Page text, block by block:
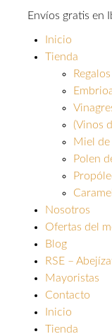
Envíos gratis en
Inicio
Tienda
(Vinos
Miel de
Polen
Nosotros
Ofertas del
Blog
RSE –
Mayoristas
Contacto
Inicio
Tienda